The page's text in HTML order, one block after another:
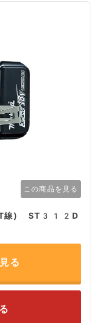
この商品を見る
線) ST312D
る